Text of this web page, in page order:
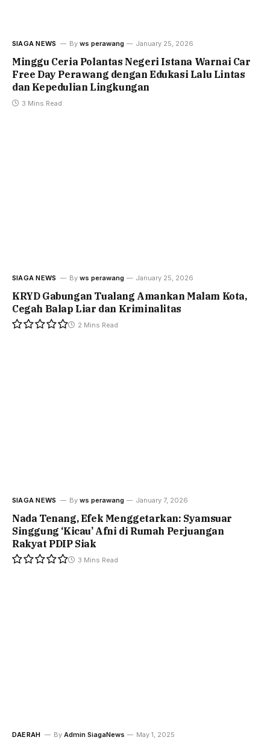
SIAGA NEWS By ws perawang January 25, 2026
Minggu Ceria Polantas Negeri Istana Warnai Car
Free Day Perawang dengan Edukasi Lalu Lintas
dan Kepedulian Lingkungan
3 Mins Read
SIAGA NEWS By ws perawang January 25, 2026
KRYD Gabungan Tualang Amankan Malam Kota,
Cegah Balap Liar dan Kriminalitas
2 Mins Read
SIAGA NEWS By ws perawang January 7, 2026
Nada Tenang, Efek Menggetarkan: Syamsuar
Singgung ‘Kicau’ Afni di Rumah Perjuangan
Rakyat PDIP Siak
3 Mins Read
DAERAH By Admin SiagaNews May 1, 2025